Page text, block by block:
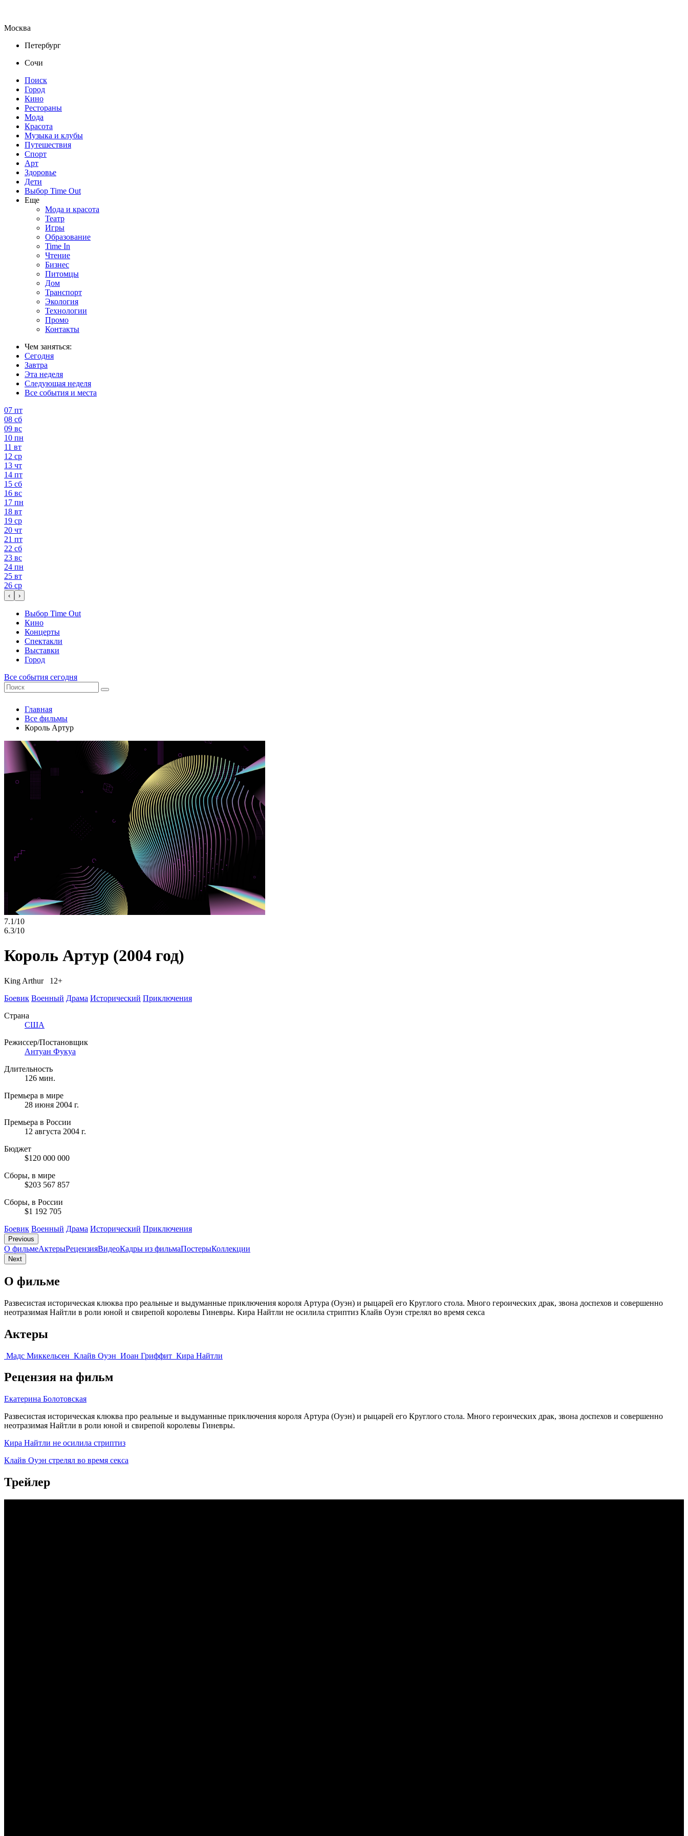
Москва
Петербург
Сочи
Поиск
Город
Кино
Рестораны
Мода
Красота
Музыка и клубы
Путешествия
Спорт
Арт
Здоровье
Дети
Выбор Time Out
Еще
Мода и красота
Театр
Игры
Образование
Time In
Чтение
Бизнес
Питомцы
Дом
Транспорт
Экология
Технологии
Промо
Контакты
Чем заняться:
Сегодня
Завтра
Эта неделя
Следующая неделя
Все события и места
07 пт
08 сб
09 вс
10 пн
11 вт
12 ср
13 чт
14 пт
15 сб
16 вс
17 пн
18 вт
19 ср
20 чт
21 пт
22 сб
23 вс
24 пн
25 вт
26 ср
‹ ›
Выбор Time Out
Кино
Концерты
Спектакли
Выставки
Город
Все события сегодня
Главная
Все фильмы
Король Артур
7.1/10
6.3/10
Король Артур (2004 год)
King Arthur 12+
Боевик Военный Драма Исторический Приключения
Страна
США
Режиссер/Постановщик
Антуан Фукуа
Длительность
126 мин.
Премьера в мире
28 июня 2004 г.
Премьера в России
12 августа 2004 г.
Бюджет
$120 000 000
Сборы, в мире
$203 567 857
Сборы, в России
$1 192 705
Боевик Военный Драма Исторический Приключения
Previous
О фильмеАктерыРецензияВидеоКадры из фильмaПостерыКоллекции
Next
О фильме
Развесистая историческая клюква про реальные и выдуманные приключения короля Артура (Оуэн) и рыцарей его Круглого стола. Много героических драк, звона доспехов и совершенно
неотразимая Найтли в роли юной и свирепой королевы Гиневры. Кира Найтли не осилила стриптиз Клайв Оуэн стрелял во время секса
Актеры
Мадс Миккельсен Клайв Оуэн Иоан Гриффит Кира Найтли
Рецензия на фильм
Екатерина Болотовская
Развесистая историческая клюква про реальные и выдуманные приключения короля Артура (Оуэн) и рыцарей его Круглого стола. Много героических драк, звона доспехов и совершенно
неотразимая Найтли в роли юной и свирепой королевы Гиневры.
Кира Найтли не осилила стриптиз
Клайв Оуэн стрелял во время секса
Трейлер